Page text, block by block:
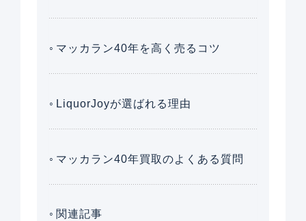
マッカラン40年を高く売るコツ
LiquorJoyが選ばれる理由
マッカラン40年買取のよくある質問
関連記事